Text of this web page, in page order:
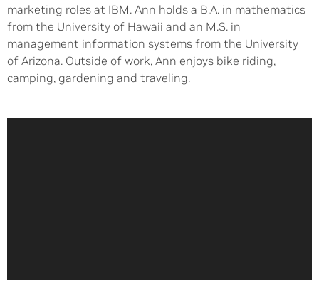
marketing roles at IBM. Ann holds a B.A. in mathematics
from the University of Hawaii and an M.S. in
management information systems from the University
of Arizona. Outside of work, Ann enjoys bike riding,
camping, gardening and traveling.